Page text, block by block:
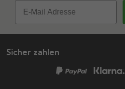
Sicher zahlen